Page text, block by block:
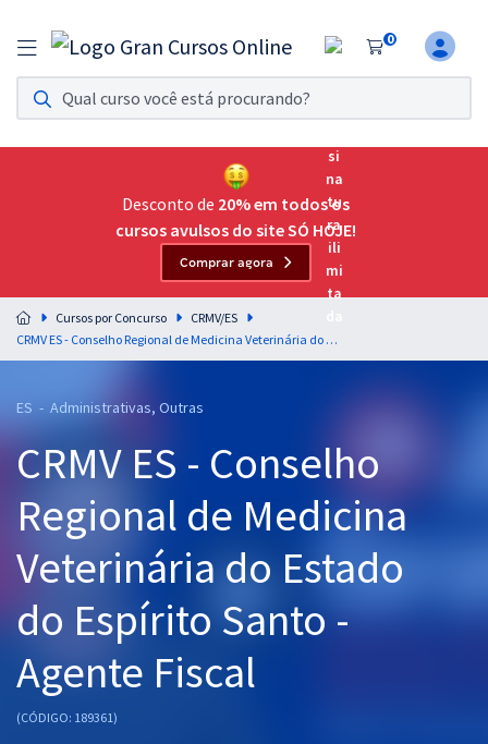
0
Assinatura Ilimitada 11
Acesso a todos os cursos. Teste grátis por 7 dias!
Assinatura OAB Até Passar
Acesso ilimitado a toda preparação para o Exame da
Residências Multiprofissionais
Preparação completa e intensiva para as principais
residências em saúde do Brasil
Cursos 20% OFF
Pós
Graduação
OAB
Questões grátis
Desconto de 20% em todos os
cursos avulsos do site SÓ HOJE!
Comprar agora
Cursos por Concurso
CRMV/ES
CRMV ES - Conselho Regional de Medicina Veterinária do Estado do Espírito Santo - Agente Fiscal
ES - Administrativas, Outras
CRMV ES - Conselho
Regional de Medicina
Veterinária do Estado
do Espírito Santo -
Agente Fiscal
(CÓDIGO: 189361)